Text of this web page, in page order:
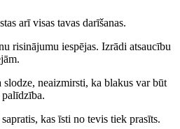
arī visas tavas darīšanas.
risinājumu iespējas. Izrādi atsaucību
neaizmirsti, ka blakus var būt
kas īsti no tevis tiek prasīts.